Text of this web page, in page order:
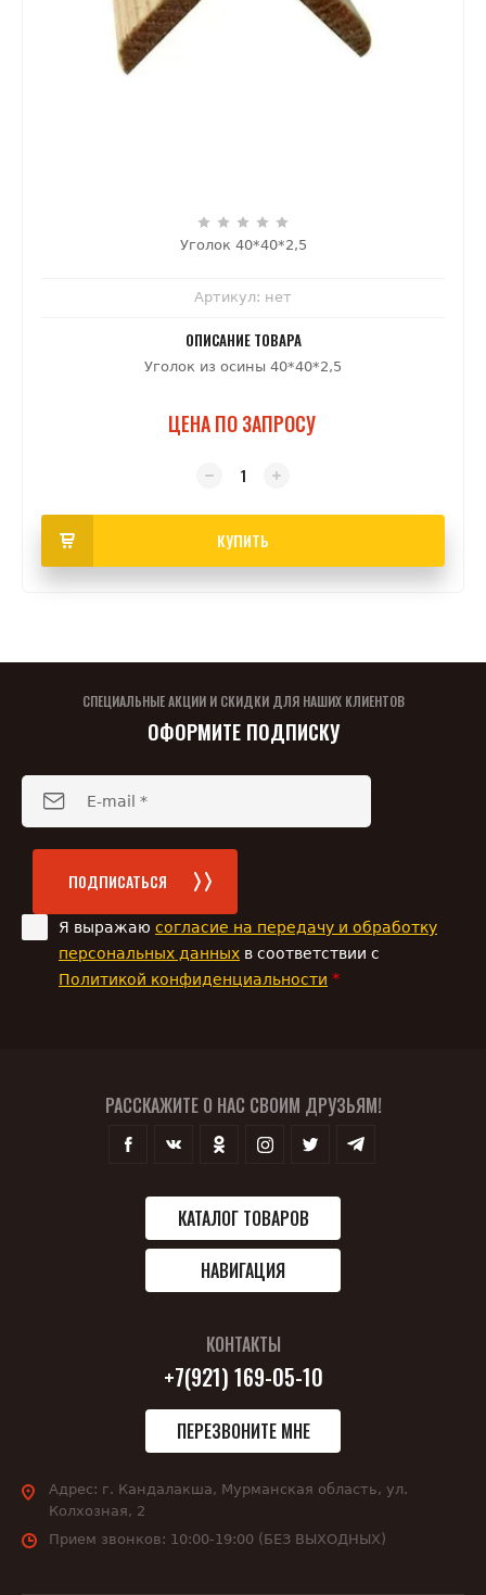
Уголок 40*40*2,5
Артикул: нет
ОПИСАНИЕ ТОВАРА
Уголок из осины 40*40*2,5
ЦЕНА ПО ЗАПРОСУ
КУПИТЬ
СПЕЦИАЛЬНЫЕ АКЦИИ И СКИДКИ ДЛЯ НАШИХ КЛИЕНТОВ
ОФОРМИТЕ ПОДПИСКУ
Я выражаю согласие на передачу и обработку
персональных данных в соответствии с
Политикой конфиденциальности *
ПОДПИСАТЬСЯ
РАССКАЖИТЕ О НАС СВОИМ ДРУЗЬЯМ!
КАТАЛОГ ТОВАРОВ
НАВИГАЦИЯ
КОНТАКТЫ
+7(921) 169-05-10
ПЕРЕЗВОНИТЕ МНЕ
Адрес: г. Кандалакша, Мурманская область, ул.
Колхозная, 2
Прием звонков: 10:00-19:00 (БЕЗ ВЫХОДНЫХ)